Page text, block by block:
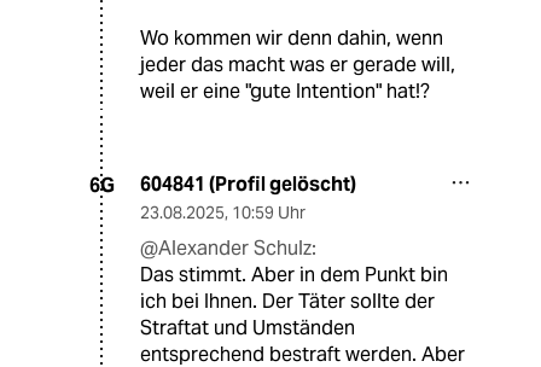
Wo kommen wir denn dahin, wenn
jeder das macht was er gerade will,
weil er eine "gute Intention" hat!?
6G 604841 (Profil gelöscht)
23.08.2025, 10:59 Uhr
@Alexander Schulz:
Das stimmt. Aber in dem Punkt bin
ich bei Ihnen. Der Täter sollte der
Straftat und Umständen
entsprechend bestraft werden. Aber